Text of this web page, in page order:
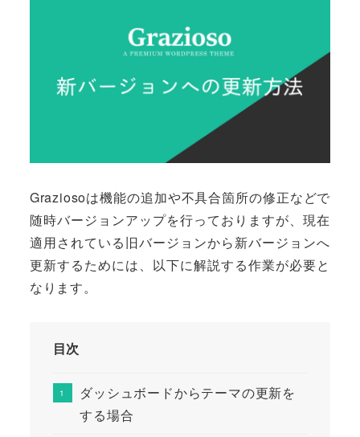
Graziosoは機能の追加や不具合箇所の修正などで
随時バージョンアップを行っておりますが、現在
適用されている旧バージョンから新バージョンへ
更新するためには、以下に解説する作業が必要と
なります。
目次
ダッシュボードからテーマの更新を
する場合